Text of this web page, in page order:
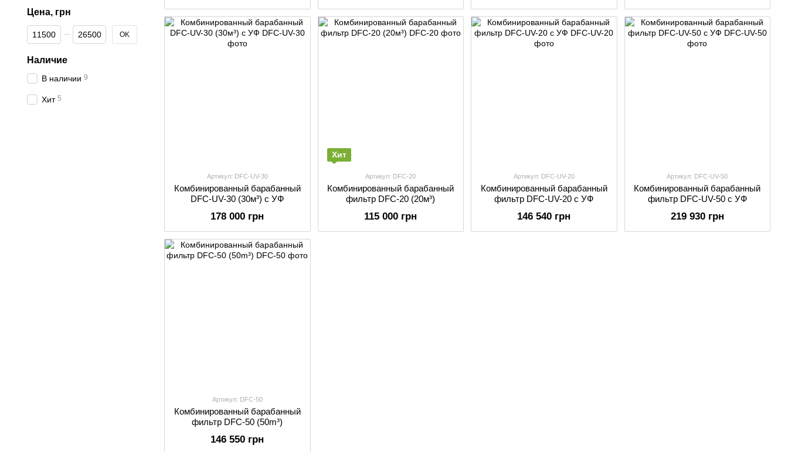
Артикул: DFC-UV-30
Комбинированный барабанный
DFC-UV-30 (30м³) с УФ
178 000 грн
Хит
Артикул: DFC-20
Комбинированный барабанный
фильтр DFC-20 (20м³)
115 000 грн
Артикул: DFC-UV-20
Комбинированный барабанный
фильтр DFC-UV-20 c УФ
146 540 грн
Артикул: DFC-UV-50
Комбинированный барабанный
фильтр DFC-UV-50 c УФ
219 930 грн
Артикул: DFC-50
Комбинированный барабанный
фильтр DFC-50 (50m³)
146 550 грн
Цена, грн
От Цена, грн
До Цена, грн OK
Наличие
В наличии 9
Хит 5